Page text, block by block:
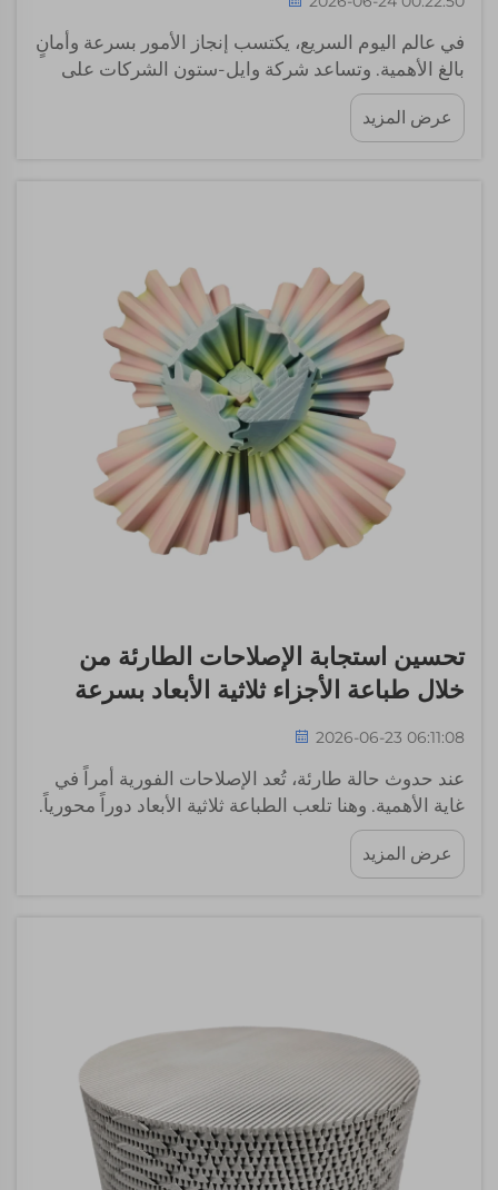
في عالم اليوم السريع، يكتسب إنجاز الأمور بسرعة وأمانٍ
بالغ الأهمية. وتساعد شركة وايل-ستون الشركات على
تطوير منتجات جديدة باستخدام خدمة النماذج الأولية
ثلاثية الأبعاد التي نقدّمها. وبفضل هذه الخدمة، يمكننا
تحويل الأفكار إلى كائنات ملموسة في وقت قياسي.
عرض المزيد
تحسين استجابة الإصلاحات الطارئة من
خلال طباعة الأجزاء ثلاثية الأبعاد بسرعة
2026-06-23 06:11:08
عند حدوث حالة طارئة، تُعد الإصلاحات الفورية أمراً في
غاية الأهمية. وهنا تلعب الطباعة ثلاثية الأبعاد دوراً محورياً.
وتقوم شركة ويل-ستون بتقديم حلول سريعة لهذا
الغرض. فبدلاً من الانتظار لعدة أيام أو أسابيع حتى تصل
القطع، يمكننا تصنيعها بسرعة باستخدام تقنية الطباعة
عرض المزيد